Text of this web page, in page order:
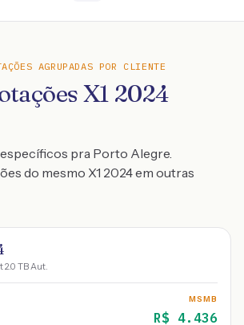
AGRUPADAS POR CLIENTE
X1 2024
pra Porto Alegre.
do mesmo X1 2024 em outras
2.0 TB Aut.
MSMB
R$ 4.436